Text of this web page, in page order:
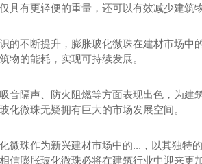
具有更轻便的重量，还可以有效减少建筑
的不断提升，膨胀玻化微珠在建材市场
物的能耗，实现可持续发展。
音隔声、防火阻燃等方面表现出色，为
化微珠无疑拥有巨大的市场发展空间。
微珠作为新兴建材市场中的...，以其独特
信膨胀玻化微珠必将在建筑行业中迎来更